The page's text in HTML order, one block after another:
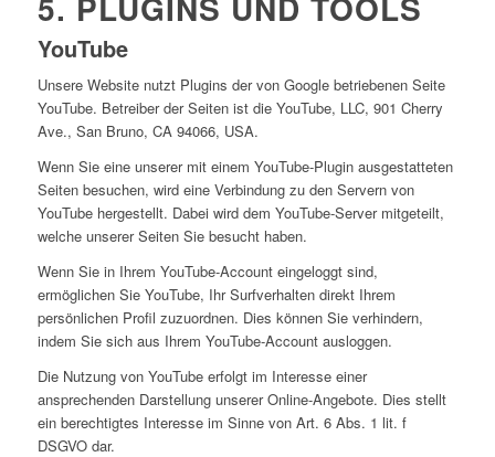
YouTube
Unsere Website nutzt Plugins der von Google betriebenen Seite
YouTube. Betreiber der Seiten ist die YouTube, LLC, 901 Cherry
Ave., San Bruno, CA 94066, USA.
Wenn Sie eine unserer mit einem YouTube-Plugin ausgestatteten
Seiten besuchen, wird eine Verbindung zu den Servern von
YouTube hergestellt. Dabei wird dem YouTube-Server mitgeteilt,
welche unserer Seiten Sie besucht haben.
Wenn Sie in Ihrem YouTube-Account eingeloggt sind,
ermöglichen Sie YouTube, Ihr Surfverhalten direkt Ihrem
persönlichen Profil zuzuordnen. Dies können Sie verhindern,
indem Sie sich aus Ihrem YouTube-Account ausloggen.
Die Nutzung von YouTube erfolgt im Interesse einer
ansprechenden Darstellung unserer Online-Angebote. Dies stellt
ein berechtigtes Interesse im Sinne von Art. 6 Abs. 1 lit. f
DSGVO dar.